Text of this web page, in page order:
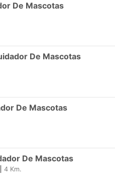
De Mascotas
De Mascotas
De Mascotas
De Mascotas
4 Km.